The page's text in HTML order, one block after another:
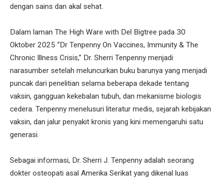
dengan sains dan akal sehat.
Dalam laman The High Ware with Del Bigtree pada 30
Oktober 2025 “Dr Tenpenny On Vaccines, Immunity & The
Chronic Illness Crisis,” Dr. Sherri Tenpenny menjadi
narasumber setelah meluncurkan buku barunya yang menjadi
puncak dari penelitian selama beberapa dekade tentang
vaksin, gangguan kekebalan tubuh, dan mekanisme biologis
cedera. Tenpenny menelusuri literatur medis, sejarah kebijakan
vaksin, dan jalur penyakit kronis yang kini memengaruhi satu
generasi.
Sebagai informasi, Dr. Sherri J. Tenpenny adalah seorang
dokter osteopati asal Amerika Serikat yang dikenal luas